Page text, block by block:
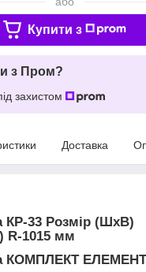
Купити з
з Пром?
захистом
Доставка
КР-33 Розмір (ШхВ)
R-1015 мм
КОМПЛЕКТ